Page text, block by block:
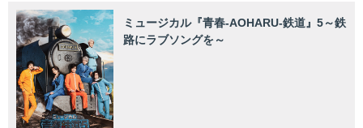
ミュージカル『青春-AOHARU-鉄道』5～鉄
路にラブソングを～